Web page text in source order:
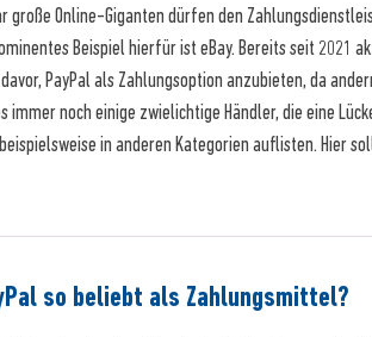
große Online-Giganten dürfen den
Beispiel hierfür ist eBay. Bereits seit 2021
PayPal als Zahlungsoption anzubieten, da
immer noch einige zwielichtige Händler, die eine
in anderen Kategorien auflisten. Hier
so beliebt als Zahlungsmittel?